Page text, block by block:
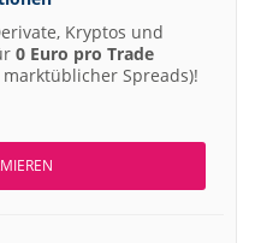
Kryptos und
0 Euro pro Trade
Spreads)!